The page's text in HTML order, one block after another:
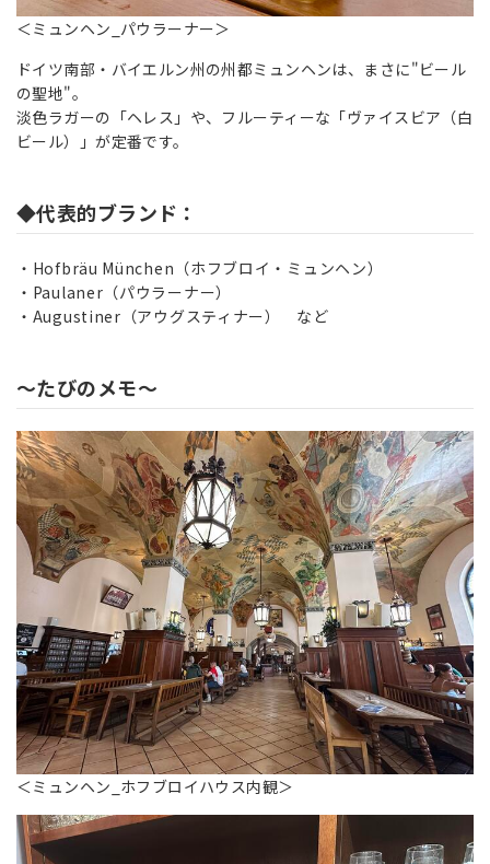
＜ミュンヘン_パウラーナー＞
ドイツ南部・バイエルン州の州都ミュンヘンは、まさに"ビール
の聖地"。
淡色ラガーの「ヘレス」や、フルーティーな「ヴァイスビア（白
ビール）」が定番です。
◆代表的ブランド：
Hofbräu München（ホフブロイ・ミュンヘン）
Paulaner（パウラーナー）
Augustiner（アウグスティナー） など
～たびのメモ～
＜ミュンヘン_ホフブロイハウス内観＞